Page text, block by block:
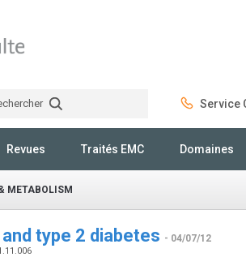
Service
Revues Traités EMC Domaines
METABOLISM
type 2 diabetes - 04/07/12